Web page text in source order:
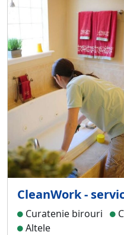
CleanWork -
Curatenie birouri
Altele